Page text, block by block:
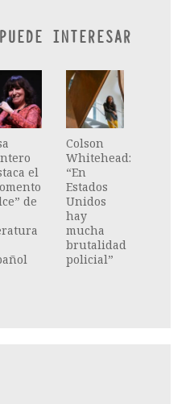
INTERESAR
el
de
Colson
Whitehead:
“En
Estados
Unidos
hay
mucha
brutalidad
policial”